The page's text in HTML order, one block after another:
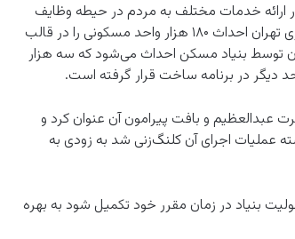
ارائه خدمات مختلف به مردم در حیطه وظایف
بنیاد توضیح داد: بنیاد مسکن انقلاب اسلامی در همکاری با شهرداری تهران احداث ۱۸۰ هزار واحد مسکونی را در قالب
برنامه قرار داده است که ۱۰ هزار واحد آن توسط بنیاد مسکن احداث می‌شود که سه هزار
دیگر در برنامه ساخت قرار گرفته است.
و بافت پیرامون آن عنوان کرد و
که سال گذشته عملیات اجرای آن کلنگ‌زنی شد به زودی به
بنیاد در زمان مقرر خود تکمیل شود به بهره